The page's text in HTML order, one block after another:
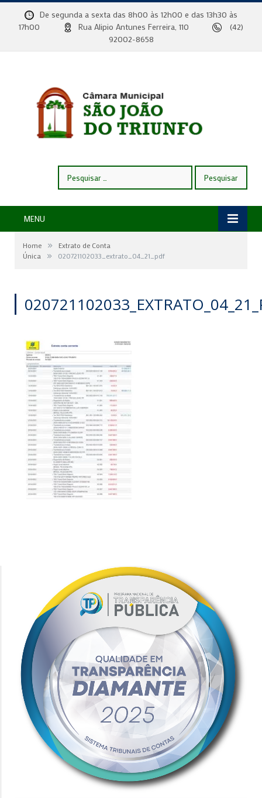
De segunda a sexta das 8h00 às 12h00 e das 13h30 às
17h00
Rua Alipio Antunes Ferreira, 110
(42)
92002-8658
por:
MENU
Home »
Extrato de Conta
Única
» 020721102033_extrato_04_21_pdf